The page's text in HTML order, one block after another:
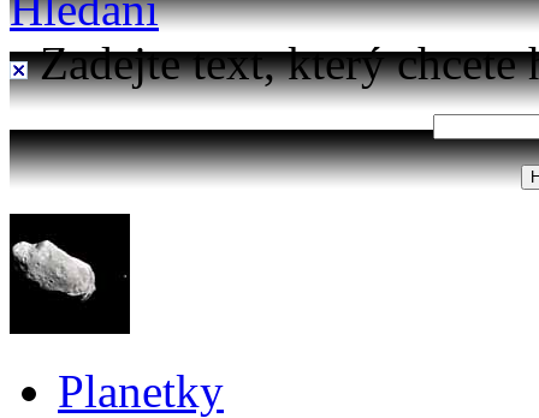
Zadejte text, který chcete
Planetky